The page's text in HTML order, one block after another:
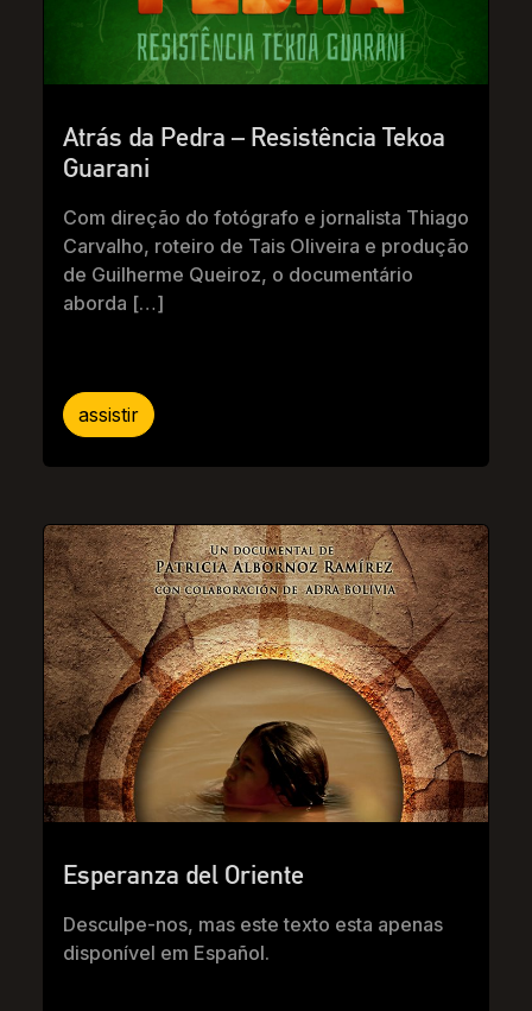
Atrás da Pedra – Resistência Tekoa
Guarani
Com direção do fotógrafo e jornalista Thiago
Carvalho, roteiro de Tais Oliveira e produção
de Guilherme Queiroz, o documentário
aborda […]
assistir
Esperanza del Oriente
Desculpe-nos, mas este texto esta apenas
disponível em Español.